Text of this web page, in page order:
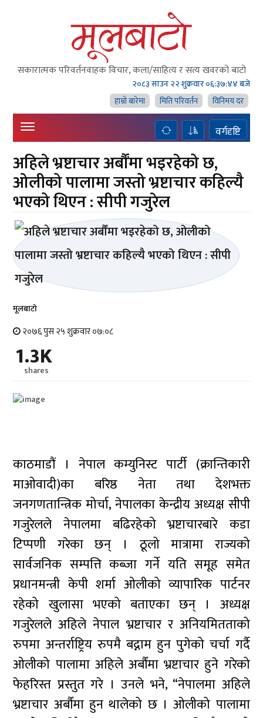
सकारात्मक परिवर्तनवाहक विचार, कला/साहित्य र सत्य खवरको बाटाे
२०८३ साउन २२ शुक्रवार०६:३७:४४ बजे
हाम्राे बारेमा
मिति परिवर्तन विनिमय दर
वर्गदृष्टि
अहिले भ्रष्टाचार अर्बौंमा भइरहेको छ,
ओलीको पालामा जस्तो भ्रष्टाचार कहिल्यै
भएको थिएन : सीपी गजुरेल
मूलबाटाे
२०७६ पुस २५ शुक्रवार ०७:०८
1.3K
shares
काठमाडौं । नेपाल कम्युनिस्ट पार्टी (क्रान्तिकारी
माओवादी)का बरिष्ठ नेता तथा देशभक्त
जनगणतान्त्रिक मोर्चा, नेपालका केन्द्रीय अध्यक्ष सीपी
गजुरेलले नेपालमा बढिरहेको भ्रष्टाचारबारे कडा
टिप्पणी गरेका छन् । ठूलो मात्रामा राज्यको
सार्वजनिक सम्पत्ति कब्जा गर्ने यति समूह समेत
प्रधानमन्त्री केपी शर्मा ओलीको व्यापारिक पार्टनर
रहेको खुलासा भएको बताएका छन् । अध्यक्ष
गजुरेलले अहिले नेपाल भ्रष्टाचार र अनियमितताको
रुपमा अन्तर्राष्ट्रिय रुपमै बद्नाम हुन पुगेको चर्चा गर्दै
ओलीको पालामा अहिले अर्बौंमा भ्रष्टाचार हुने गरेको
फेहरिस्त प्रस्तुत गरे । उनले भने, “नेपालमा अहिले
भ्रष्टाचार अर्बौंमा हुन थालेको छ । ओलीको पालामा